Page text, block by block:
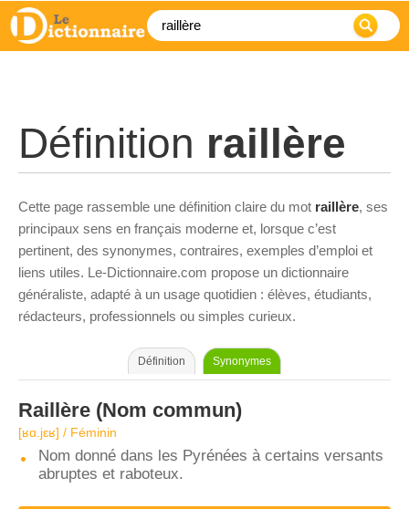
Définition raillère
Cette page rassemble une définition claire du mot raillère, ses
principaux sens en français moderne et, lorsque c’est
pertinent, des synonymes, contraires, exemples d’emploi et
liens utiles. Le-Dictionnaire.com propose un dictionnaire
généraliste, adapté à un usage quotidien : élèves, étudiants,
rédacteurs, professionnels ou simples curieux.
Définition Synonymes
Raillère (Nom commun)
[ʁɑ.jɛʁ] / Féminin
Nom donné dans les Pyrénées à certains versants
abruptes et raboteux.